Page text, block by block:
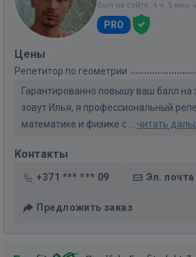
Был на сайте: 4 ч. 5 мин.
PRO
Цены
Репетитор по геометрии
Гарантированно повышу ваш балл на
зовут Илья, я профессиональный
математике и физике с ... читать
Контакты
+371 *** *** 09 Эл. почта
Предложить заказ